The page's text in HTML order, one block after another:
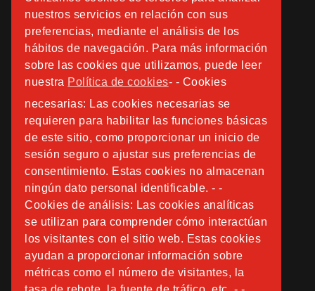
nuestros servicios en relación con sus
preferencias, mediante el análisis de los
hábitos de navegación. Para más información
sobre las cookies que utilizamos, puede leer
nuestra Política de cookies- - Cookies
necesarias: Las cookies necesarias se
requieren para habilitar las funciones básicas
de este sitio, como proporcionar un inicio de
sesión seguro o ajustar sus preferencias de
consentimiento. Estas cookies no almacenan
ningún dato personal identificable. - -
Cookies de análisis: Las cookies analíticas
se utilizan para comprender cómo interactúan
los visitantes con el sitio web. Estas cookies
ayudan a proporcionar información sobre
métricas como el número de visitantes, la